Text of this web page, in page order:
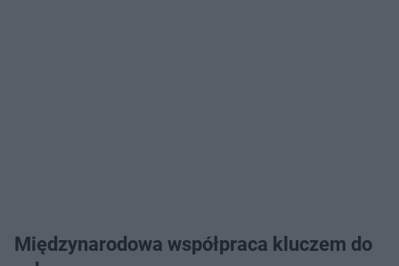
Międzynarodowa współpraca kluczem do